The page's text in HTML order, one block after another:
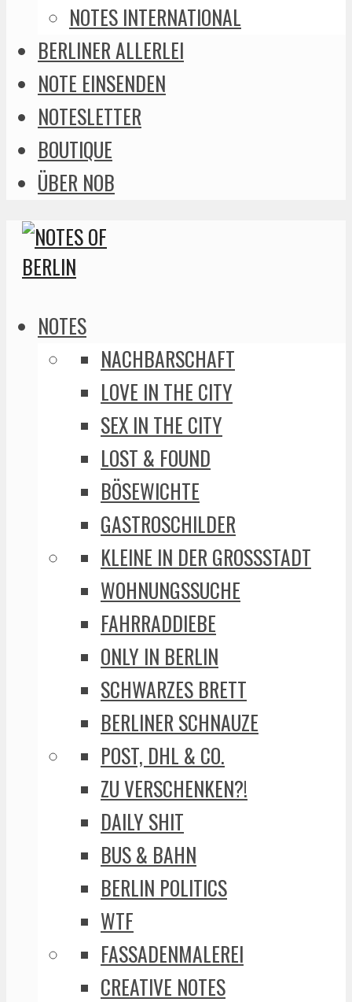
NOTES INTERNATIONAL
BERLINER ALLERLEI
NOTE EINSENDEN
NOTESLETTER
BOUTIQUE
ÜBER NOB
NOTES
NACHBARSCHAFT
LOVE IN THE CITY
SEX IN THE CITY
LOST & FOUND
BÖSEWICHTE
GASTROSCHILDER
KLEINE IN DER GROSSSTADT
WOHNUNGSSUCHE
FAHRRADDIEBE
ONLY IN BERLIN
SCHWARZES BRETT
BERLINER SCHNAUZE
POST, DHL & CO.
ZU VERSCHENKEN?!
DAILY SHIT
BUS & BAHN
BERLIN POLITICS
WTF
FASSADENMALEREI
CREATIVE NOTES